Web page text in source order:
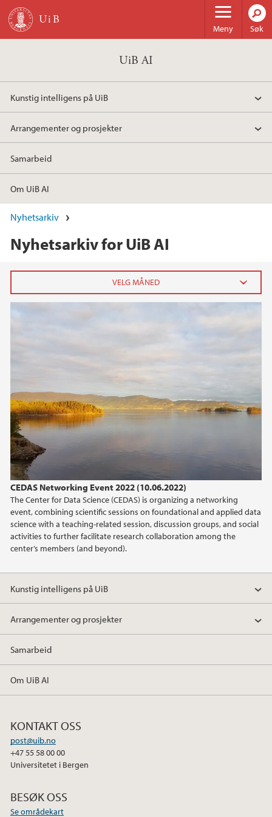
Hopp til hovedinnhold
Meny Søk
UiB AI
Kunstig intelligens på UiB
Arrangementer og prosjekter
Samarbeid
Om UiB AI
Nyhetsarkiv
Nyhetsarkiv for UiB AI
CEDAS Networking Event 2022 (10.06.2022)
The Center for Data Science (CEDAS) is organizing a networking
event, combining scientific sessions on foundational and applied data
science with a teaching-related session, discussion groups, and social
activities to further facilitate research collaboration among the
center’s members (and beyond).
2025
2024
2022
2021
2020
Kunstig intelligens på UiB
Arrangementer og prosjekter
Samarbeid
Om UiB AI
KONTAKT OSS
post@uib.no
+47 55 58 00 00
Universitetet i Bergen
BESØK OSS
Se områdekart